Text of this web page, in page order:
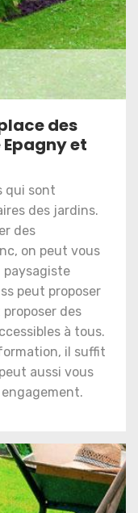
des
et
qui sont
des jardins.
des
on peut vous
paysagiste
peut proposer
des
à tous.
il suffit
aussi vous